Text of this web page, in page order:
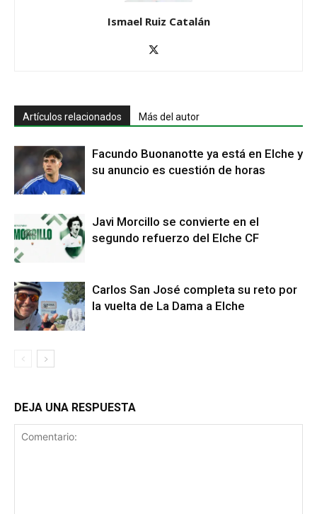
Ismael Ruiz Catalán
Artículos relacionados Más del autor
Facundo Buonanotte ya está en Elche y
su anuncio es cuestión de horas
Javi Morcillo se convierte en el
segundo refuerzo del Elche CF
Carlos San José completa su reto por
la vuelta de La Dama a Elche
DEJA UNA RESPUESTA